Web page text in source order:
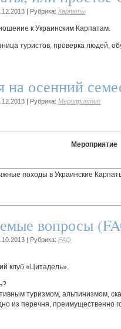
| Рубрика: Карпаты
к Украинским Карпатам.
туристов, проверка
на осенний
| Рубрика: Мероприятия
Мероприятие
походы в Украинские
вопросы
| Рубрика: FAQ
клуб «Цитадель».
туризмом, альпинизмом,
из перечня, преимущественно